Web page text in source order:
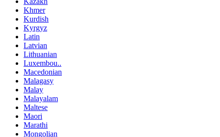
Khmer
Kurdish
Kyrgyz
Latin
Latvian
Lithuanian
Luxembou..
Macedonian
Malagasy
Malay
Malayalam
Maltese
Maori
Marathi
Mongolian